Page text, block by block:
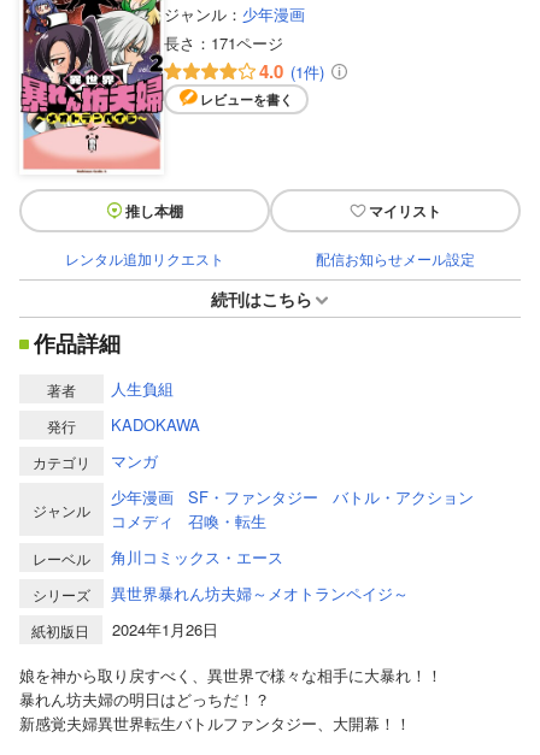
ジャンル： 少年漫画
長さ： 171ページ
4.0 (1件)
レビューを書く
推し本棚 マイリスト
レンタル追加リクエスト 配信お知らせメール設定
続刊はこちら
作品詳細
著者 人生負組
発行 KADOKAWA
カテゴリ マンガ
ジャンル
少年漫画 SF・ファンタジー
バトル・アクション
コメディ
召喚・転生
レーベル 角川コミックス・エース
シリーズ 異世界暴れん坊夫婦～メオトランペイジ～
紙初版日
2024年1月26日
娘を神から取り戻すべく、異世界で様々な相手に大暴れ！！
暴れん坊夫婦の明日はどっちだ！？
新感覚夫婦異世界転生バトルファンタジー、大開幕！！